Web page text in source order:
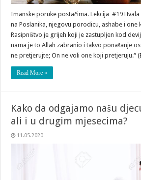
Imanske poruke postačima. Lekcija #19 Hvala
na Poslanika, njegovu porodicu, ashabe i one
Rasipništvo je grijeh koji je zastupljen kod
nama je to Allah zabranio i takvo ponašanje
ne pretjerujte; On ne voli one koji pretjeruju.“
Read More »
Kako da odgajamo našu
ali i u drugim mjesecima?
11.05.2020